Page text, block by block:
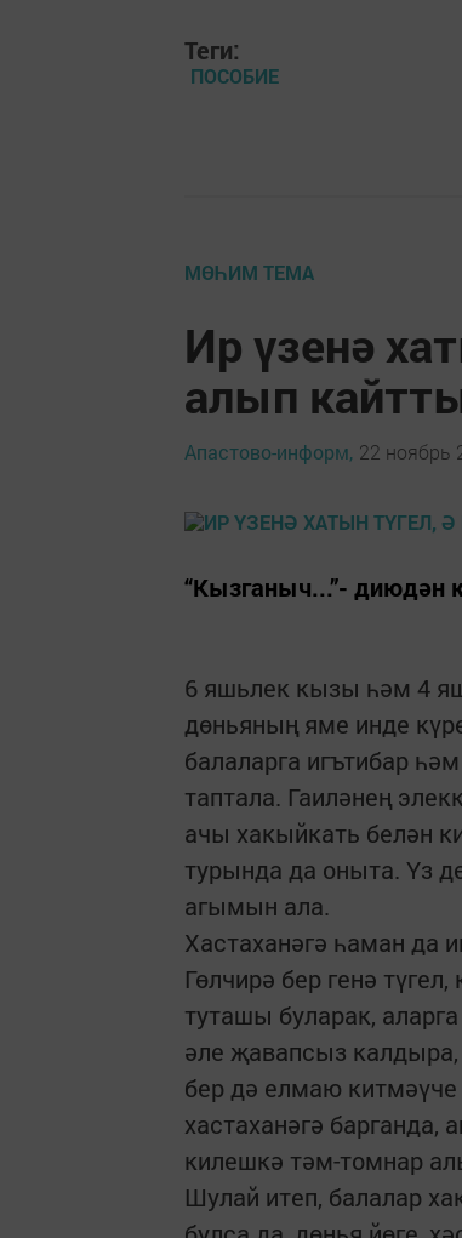
Теги:
ПОСОБИЕ
МӨҺИМ ТЕМА
Ир үзенә
алып
Апастово-информ, 22 ноябрь
“Кызганыч...”- диюдән
6 яшьлек кызы һәм 4
дөньяның яме инде
балаларга игътибар
таптала. Гаиләнең
ачы хакыйкать белән
турында да оныта. Үз
агымын ала.
Хастаханәгә һаман да
Гөлчирә бер генә
туташы буларак,
әле җавапсыз калдыра,
бер дә елмаю китмәүче
хастаханәгә барганда,
килешкә тәм-томнар
Шулай итеп, балалар